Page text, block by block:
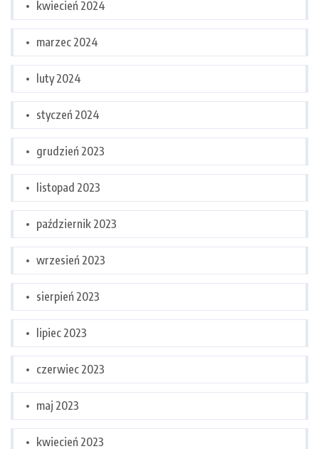
kwiecień 2024
marzec 2024
luty 2024
styczeń 2024
grudzień 2023
listopad 2023
październik 2023
wrzesień 2023
sierpień 2023
lipiec 2023
czerwiec 2023
maj 2023
kwiecień 2023